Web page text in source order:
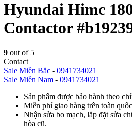
Hyundai Himc
Contactor
9 out of 5
Contact
Sale Miền Bắc - 0941734021
Sale Miền Nam - 0941734021
Sản phẩm được bảo hành theo
Miễn phí giao hàng trên toàn
Nhận sửa bo mạch, lắp đặt sửa
hòa cũ.